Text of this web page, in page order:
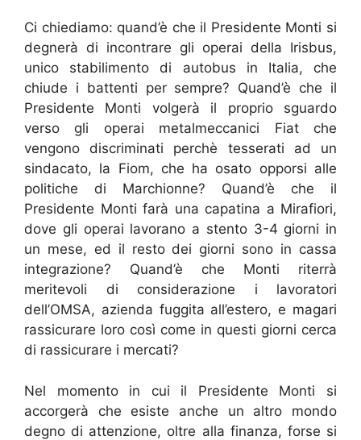
Ci chiediamo: quand’è che il Presidente Monti si
degnerà di incontrare gli operai della Irisbus,
unico stabilimento di autobus in Italia, che
chiude i battenti per sempre? Quand’è che il
Presidente Monti volgerà il proprio sguardo
verso gli operai metalmeccanici Fiat che
vengono discriminati perchè tesserati ad un
sindacato, la Fiom, che ha osato opporsi alle
politiche di Marchionne? Quand’è che il
Presidente Monti farà una capatina a Mirafiori,
dove gli operai lavorano a stento 3-4 giorni in
un mese, ed il resto dei giorni sono in cassa
integrazione? Quand’è che Monti riterrà
meritevoli di considerazione i lavoratori
dell’OMSA, azienda fuggita all’estero, e magari
rassicurare loro così come in questi giorni cerca
di rassicurare i mercati?
Nel momento in cui il Presidente Monti si
accorgerà che esiste anche un altro mondo
degno di attenzione, oltre alla finanza, forse si